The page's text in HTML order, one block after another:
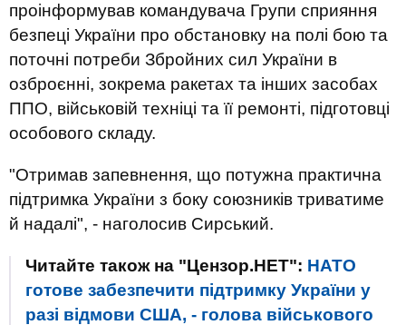
проінформував командувача Групи сприяння
безпеці України про обстановку на полі бою та
поточні потреби Збройних сил України в
озброєнні, зокрема ракетах та інших засобах
ППО, військовій техніці та її ремонті, підготовці
особового складу.
"Отримав запевнення, що потужна практична
підтримка України з боку союзників триватиме
й надалі", - наголосив Сирський.
Читайте також на "Цензор.НЕТ": НАТО
готове забезпечити підтримку України у
разі відмови США, - голова військового